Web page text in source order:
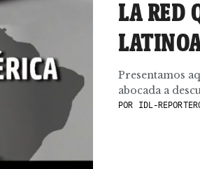
LA RED
Presentamos
abocada a
POR IDL-